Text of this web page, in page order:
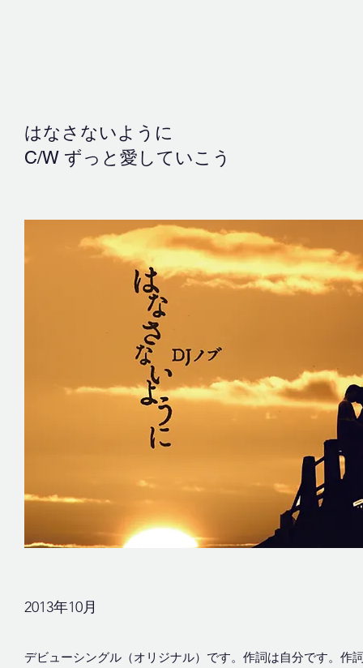
はなさないように
C/W ずっと愛していこう
​2013年10月
デビューシングル（オリジナル）です。作詞は自分です。作